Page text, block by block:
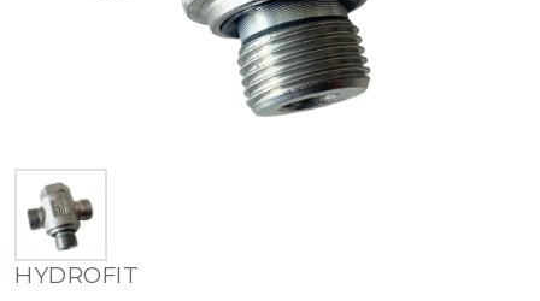
HYDROFIT